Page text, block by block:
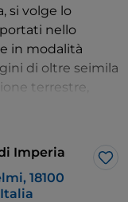
si volge lo
nello
in modalità
di oltre seimila
terrestre,
Imperia
18100